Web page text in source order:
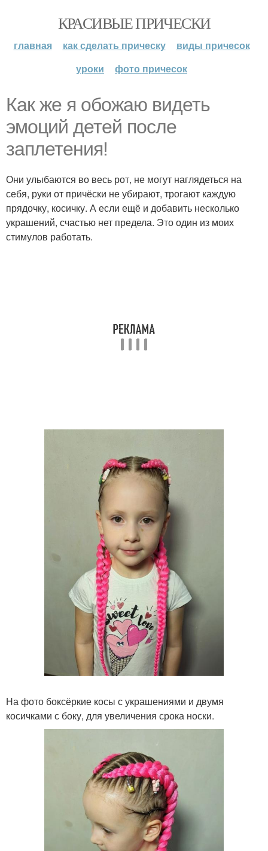
КРАСИВЫЕ ПРИЧЕСКИ
главная как сделать прическу
виды причесок
уроки
фото причесок
Как же я обожаю видеть
эмоций детей после
заплетения!
Они улыбаются во весь рот, не могут наглядеться на
себя, руки от причёски не убирают, трогают каждую
прядочку, косичку. А если ещё и добавить несколько
украшений, счастью нет предела. Это один из моих
стимулов работать.
На фото боксёркие косы с украшениями и двумя
косичками с боку, для увеличения срока носки.